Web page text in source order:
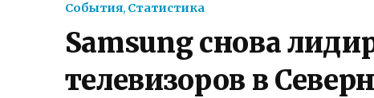
События, Статистика
Samsung снова
телевизоров в